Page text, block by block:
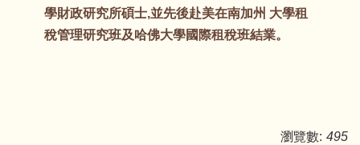
學財政研究所碩士,並先後赴美在南加州 大學租
稅管理研究班及哈佛大學國際租稅班結業。
瀏覽數: 495